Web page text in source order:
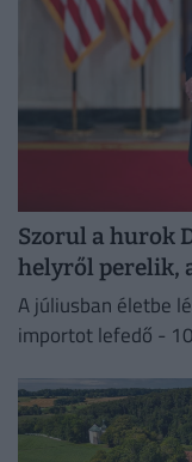
Szorul a hurok
helyről perelik,
A júliusban életbe
importot lefedő -
fellépéssel